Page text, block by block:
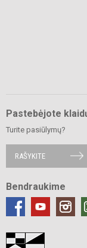
Pastebėjote
Turite pasiūlymų?
RAŠYKITE
Bendraukime